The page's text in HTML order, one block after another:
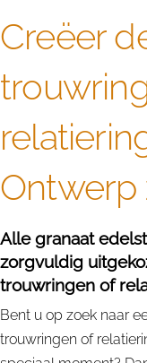
Creëer
Ontwerp
Alle granaat
zorgvuldig
trouwringen of
Bent u op zoek naar
trouwringen of